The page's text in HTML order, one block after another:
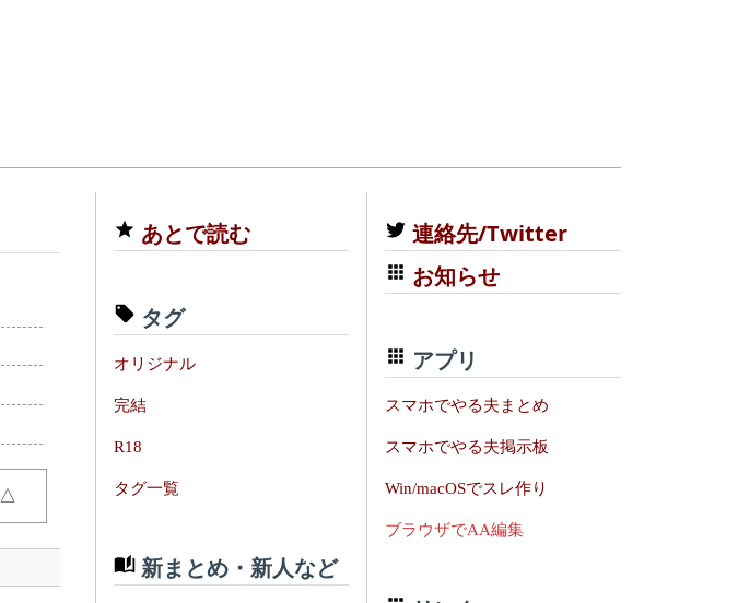
△
あとで読む
タグ
オリジナル
完結
R18
タグ一覧
新まとめ・新人など
連絡先/Twitter
お知らせ
アプリ
スマホでやる夫まとめ
スマホでやる夫掲示板
Win/macOSでスレ作り
ブラウザでAA編集